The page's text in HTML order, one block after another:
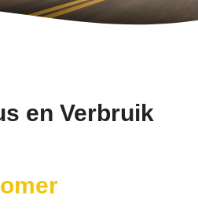
en Verbruik